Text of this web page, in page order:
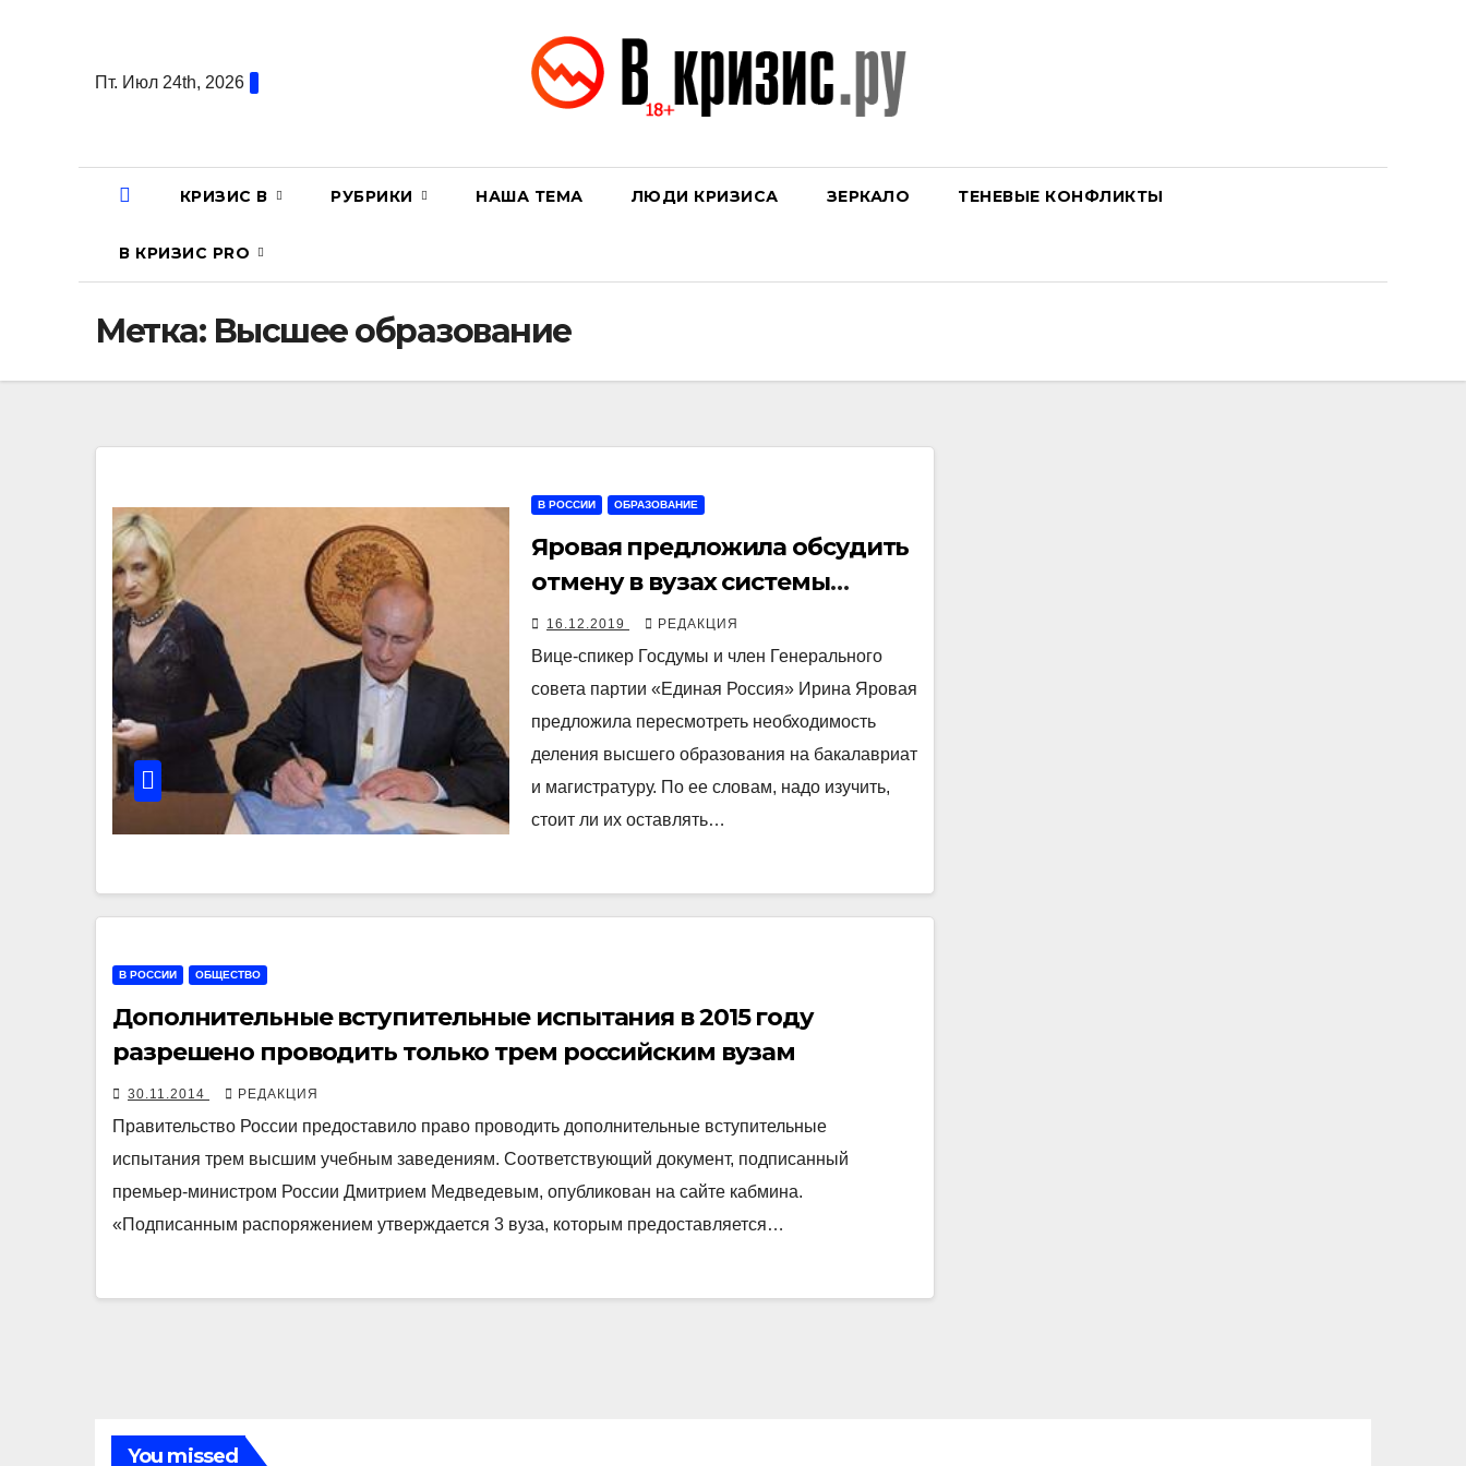
содержаниюПт. Июл 24th, 2026
КРИЗИС В РУБРИКИ НАША ТЕМА ЛЮДИ КРИЗИСА ЗЕРКАЛО ТЕНЕВЫЕ КОНФЛИКТЫ
В КРИЗИС PRO
Метка: Высшее образование
В РОССИИ ОБРАЗОВАНИЕ
Яровая предложила обсудить
отмену в вузах системы
бакалавриат + магистратура
16.12.2019 РЕДАКЦИЯ
Вице-спикер Госдумы и член Генерального
совета партии «Единая Россия» Ирина Яровая
предложила пересмотреть необходимость
деления высшего образования на бакалавриат
и магистратуру. По ее словам, надо изучить,
стоит ли их оставлять…
В РОССИИ ОБЩЕСТВО
Дополнительные вступительные испытания в 2015 году
разрешено проводить только трем российским вузам
30.11.2014 РЕДАКЦИЯ
Правительство России предоставило право проводить дополнительные вступительные
испытания трем высшим учебным заведениям. Соответствующий документ, подписанный
премьер-министром России Дмитрием Медведевым, опубликован на сайте кабмина.
«Подписанным распоряжением утверждается 3 вуза, которым предоставляется…
You missed